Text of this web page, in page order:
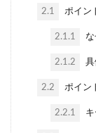
2.1 ポイン
2.1.1
2.1.2
2.2 ポイン
2.2.1